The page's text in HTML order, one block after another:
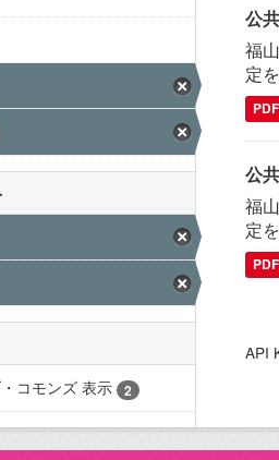
コモンズ 表示
2
公
福
定
PDF
公
福
定
PDF
API